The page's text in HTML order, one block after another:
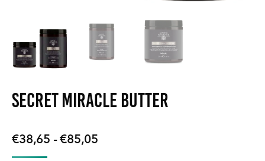
Secret Miracle Butter
€38,65 - €85,05